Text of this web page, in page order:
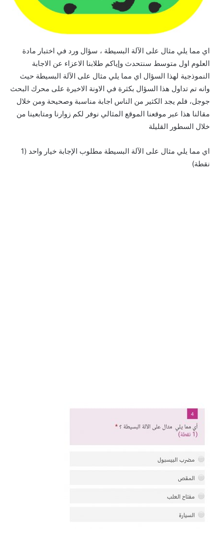
اي مما يلي مثال على الآلة البسيطة ، سؤال ورد في اختبار مادة
العلوم اول متوسط سنتحدث وإياكم طلابنا الاعزاء عن الاجابة
النموذجية لهذا السؤال اي مما يلي مثال على الآلة البسيطة حيث
وانه تم تداول هذا السؤال بكثرة في الاونة الاخيرة على محرك البحث
جوجل، فلم يجد الكثير من الناس اجابة مناسبة وصحيحة ومن خلال
مقالنا هذا عبر موقعنا الموقع المثالي نوفر لكم زوارنا ومتابعينا من
خلال السطور القليلة
اي مما يلي مثال على الآلة البسيطة مطلوب الإجابة خيار واحد (1
نقطة)